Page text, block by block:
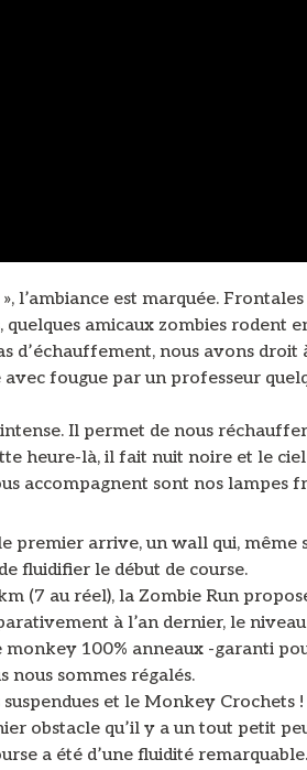
l’ambiance est marquée.
amicaux zombies rodent
d’échauffement, nous avons droit
fougue par un professeur
Il permet de nous
heure-là, il fait nuit noire et le
accompagnent sont nos lampes
premier arrive, un wall qui, même
fluidifier le début de course.
(7 au réel), la Zombie Run
à l’an dernier, le niveau
monkey 100% anneaux -garanti
nous sommes régalés.
et le Monkey Crochets !
obstacle qu’il y a un tout petit
a été d’une fluidité remarquable.